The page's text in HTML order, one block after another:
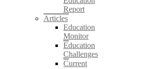
Report
Articles
Education
Monitor
Education
Challenges
Current